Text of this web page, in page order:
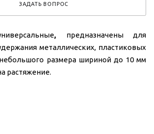
ЗАДАТЬ ВОПРОС
, предназначены для
металлических, пластиковых
размера шириной до 10 мм
растяжение.